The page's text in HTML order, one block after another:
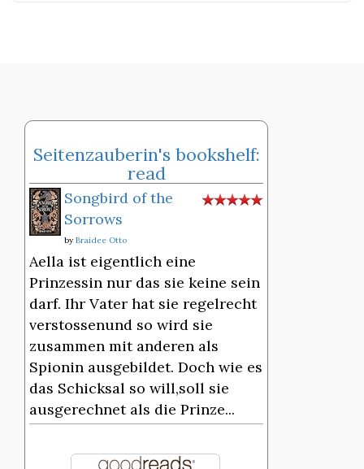
Seitenzauberin's bookshelf:
read
Songbird of the
Sorrows
by Braidee Otto
Aella ist eigentlich eine
Prinzessin nur das sie keine sein
darf. Ihr Vater hat sie regelrecht
verstossenund so wird sie
zusammen mit anderen als
Spionin ausgebildet. Doch wie es
das Schicksal so will,soll sie
ausgerechnet als die Prinze...